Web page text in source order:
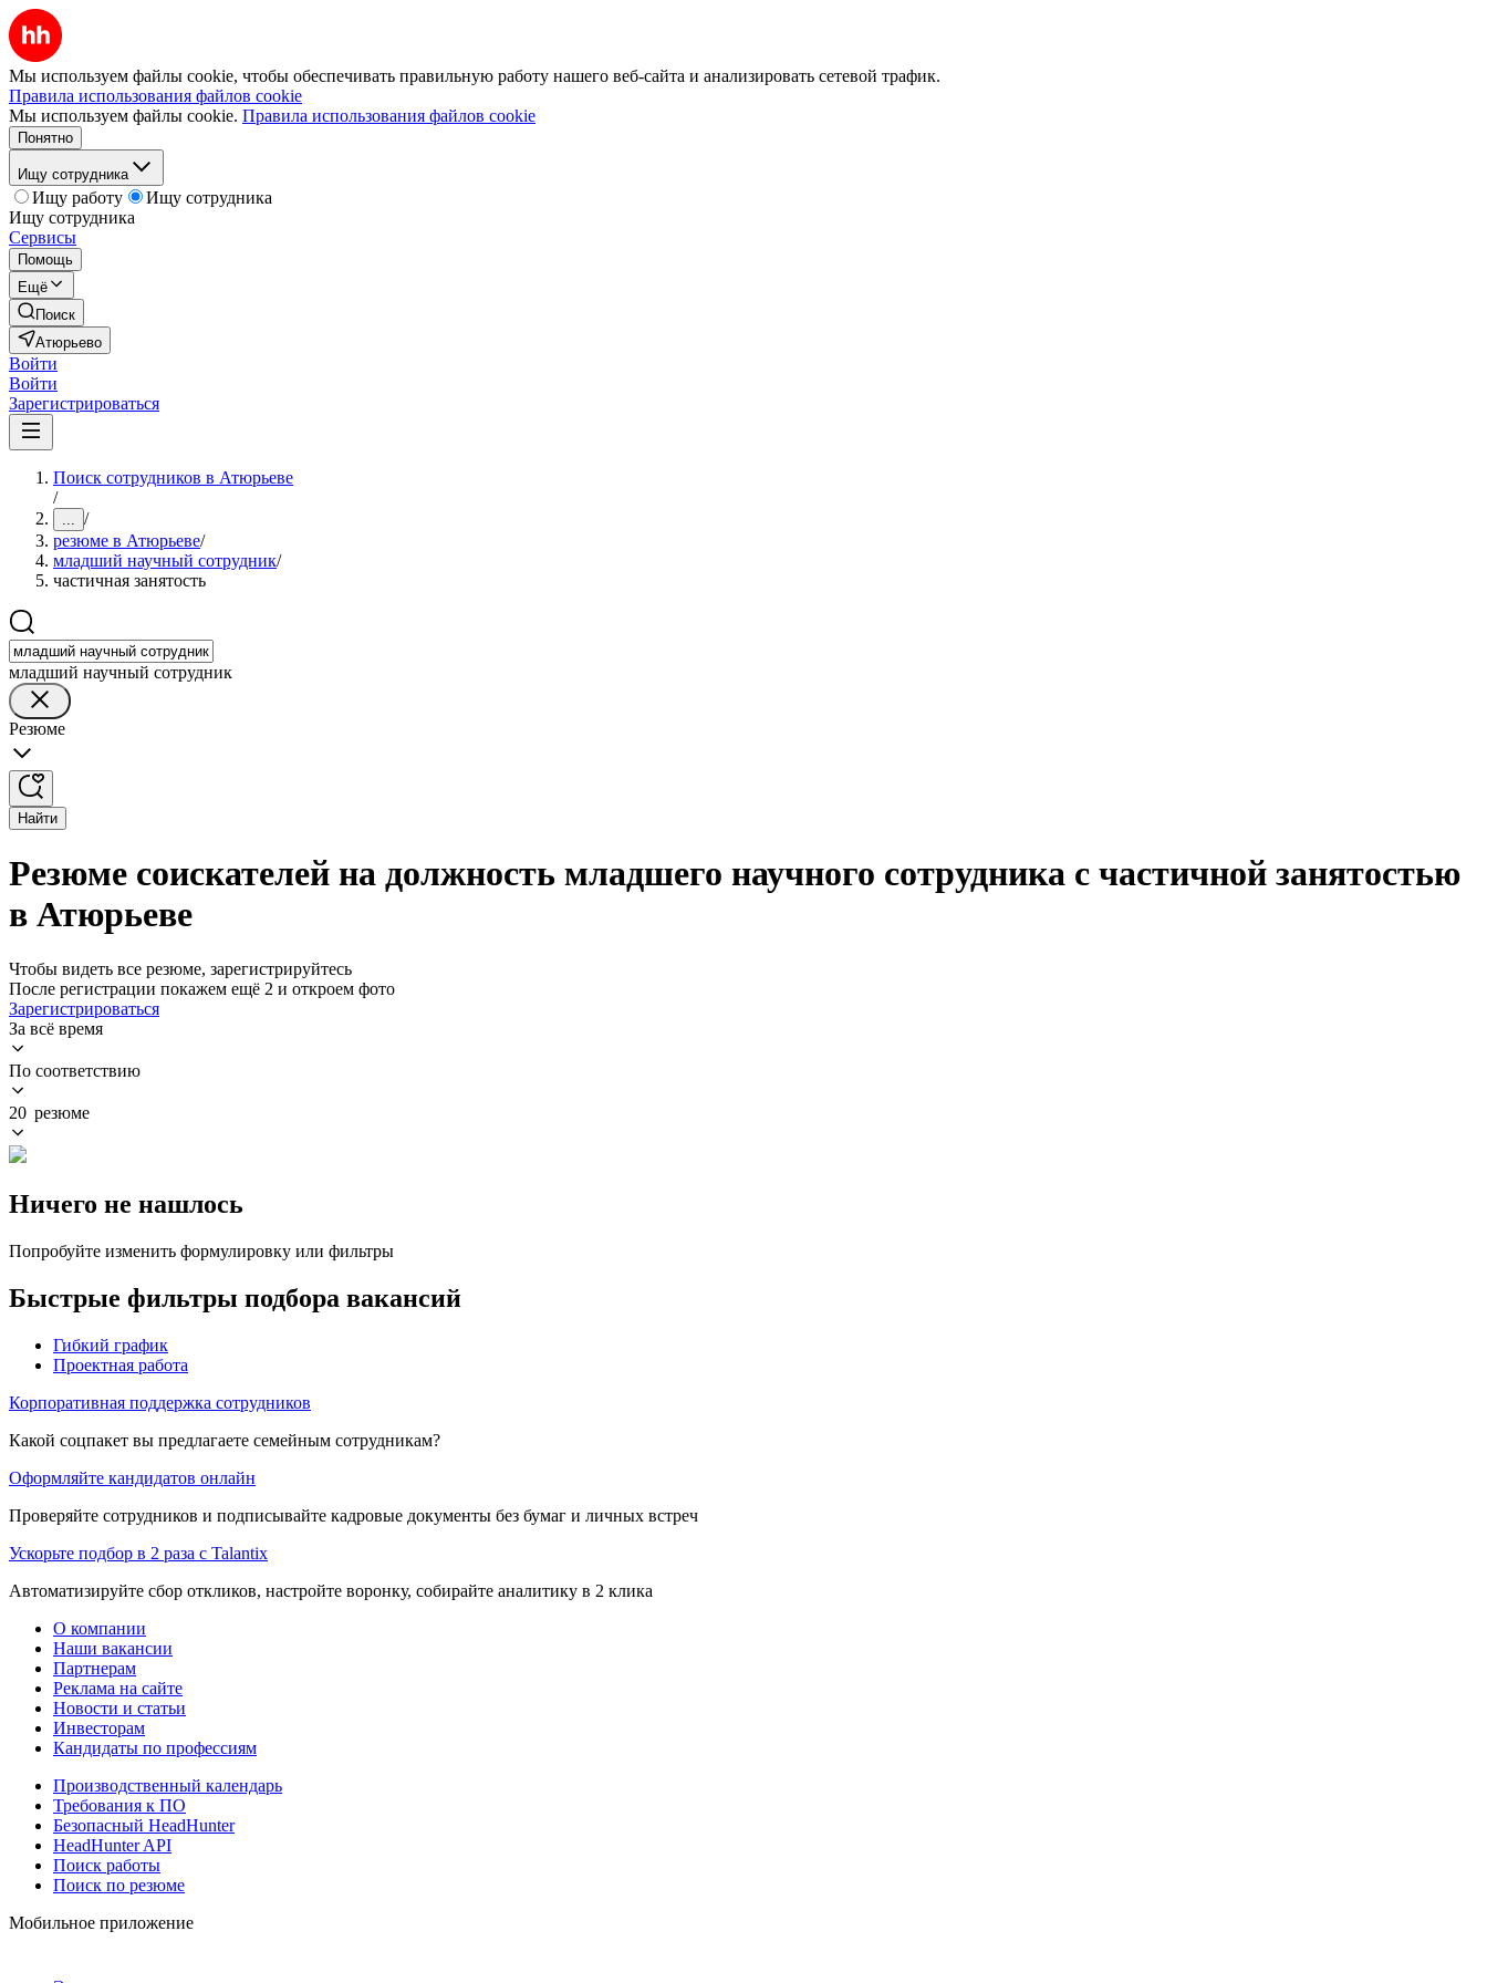
Мы используем файлы cookie, чтобы обеспечивать правильную работу нашего веб-сайта и анализировать сетевой трафик.
Правила использования файлов cookie
Мы используем файлы cookie. Правила использования файлов cookie
Понятно
Ищу сотрудника
Ищу работу
Ищу сотрудника
Ищу сотрудника
Сервисы
Помощь
Ещё
Поиск
Атюрьево
Войти
Войти
Зарегистрироваться
Поиск сотрудников в Атюрьеве
/
... /
резюме в Атюрьеве/
младший научный сотрудник/
частичная занятость
младший научный сотрудник
Резюме
Найти
Резюме соискателей на должность младшего научного сотрудника с частичной занятостью
в Атюрьеве
Чтобы видеть все резюме, зарегистрируйтесь
После регистрации покажем ещё 2 и откроем фото
Зарегистрироваться
За всё время
По соответствию
20 резюме
Ничего не нашлось
Попробуйте изменить формулировку или фильтры
Быстрые фильтры подбора вакансий
Гибкий график
Проектная работа
Корпоративная поддержка сотрудников
Какой соцпакет вы предлагаете семейным сотрудникам?
Оформляйте кандидатов онлайн
Проверяйте сотрудников и подписывайте кадровые документы без бумаг и личных встреч
Ускорьте подбор в 2 раза с Talantix
Автоматизируйте сбор откликов, настройте воронку, собирайте аналитику в 2 клика
О компании
Наши вакансии
Партнерам
Реклама на сайте
Новости и статьи
Инвесторам
Кандидаты по профессиям
Производственный календарь
Требования к ПО
Безопасный HeadHunter
HeadHunter API
Поиск работы
Поиск по резюме
Мобильное приложение